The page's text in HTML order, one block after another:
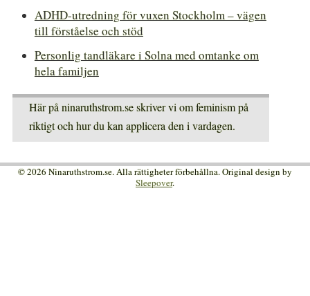
ADHD-utredning för vuxen Stockholm – vägen
till förståelse och stöd
Personlig tandläkare i Solna med omtanke om
hela familjen
Här på ninaruthstrom.se skriver vi om feminism på
riktigt och hur du kan applicera den i vardagen.
© 2026 Ninaruthstrom.se. Alla rättigheter förbehållna. Original design by
Sleepover.